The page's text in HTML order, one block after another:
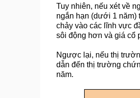
Tuy nhiên, nếu xét về
ngắn hạn (dưới 1
chảy vào các lĩnh vực
sôi động hơn và giá cổ
Ngược lại, nếu thị
dẫn đến thị trường
năm.